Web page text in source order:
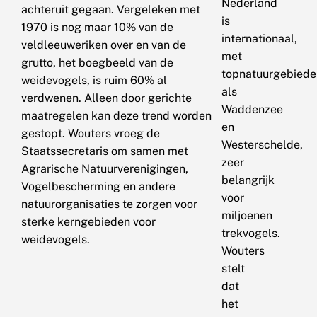
achteruit gegaan. Vergeleken met
1970 is nog maar 10% van de
veldleeuweriken over en van de
grutto, het boegbeeld van de
weidevogels, is ruim 60% al
verdwenen. Alleen door gerichte
maatregelen kan deze trend worden
gestopt. Wouters vroeg de
Staatssecretaris om samen met
Agrarische Natuurverenigingen,
Vogelbescherming en andere
natuurorganisaties te zorgen voor
sterke kerngebieden voor
weidevogels.
Nederland
is
internationaal,
met
als
Waddenzee
en
Westerschelde,
zeer
belangrijk
voor
miljoenen
trekvogels.
Wouters
stelt
dat
het